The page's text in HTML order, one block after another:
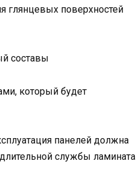
глянцевых поверхностей
составы
который будет
панелей должна
службы ламината